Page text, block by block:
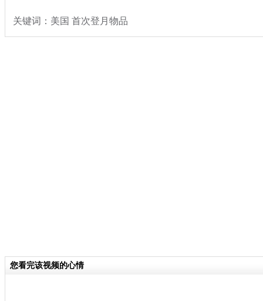
关键词：美国 首次登月物品
您看完该视频的心情